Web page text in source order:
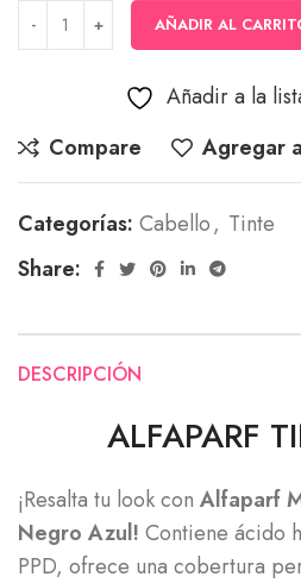
AÑADIR AL
Añadir a la
Compare
Agregar
Categorías: Cabello, Tinte
Share:
DESCRIPCIÓN
ALFAPARF
¡Resalta tu look con Alfaparf
Negro Azul! Contiene ácido
PPD, ofrece una cobertura